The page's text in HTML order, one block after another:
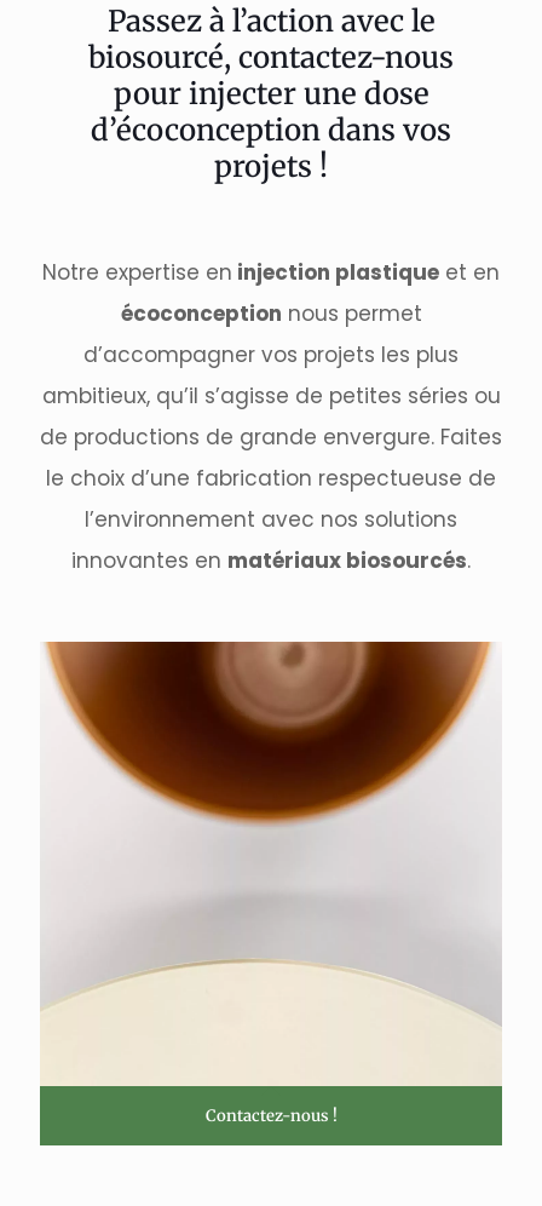
Passez à l’action avec le
biosourcé, contactez-nous
pour injecter une dose
d’écoconception dans vos
projets !
Notre expertise en injection plastique et en
écoconception nous permet
d’accompagner vos projets les plus
ambitieux, qu’il s’agisse de petites séries ou
de productions de grande envergure. Faites
le choix d’une fabrication respectueuse de
l’environnement avec nos solutions
innovantes en matériaux biosourcés.
Contactez-nous !